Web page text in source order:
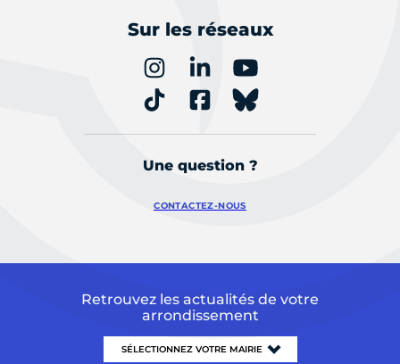
Sur les réseaux
Une question ?
CONTACTEZ-NOUS
Retrouvez les actualités de votre
arrondissement